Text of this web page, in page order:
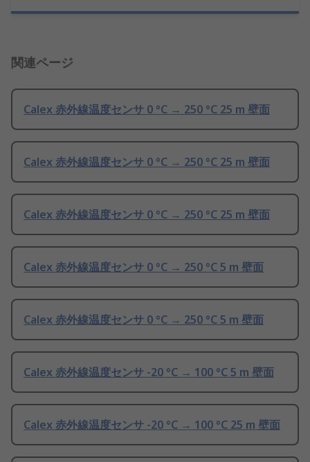
関連ページ
Calex 赤外線温度センサ 0 °C → 250 °C 25 m 壁面
Calex 赤外線温度センサ 0 °C → 250 °C 25 m 壁面
Calex 赤外線温度センサ 0 °C → 250 °C 25 m 壁面
Calex 赤外線温度センサ 0 °C → 250 °C 5 m 壁面
Calex 赤外線温度センサ 0 °C → 250 °C 5 m 壁面
Calex 赤外線温度センサ -20 °C → 100 °C 5 m 壁面
Calex 赤外線温度センサ -20 °C → 100 °C 25 m 壁面